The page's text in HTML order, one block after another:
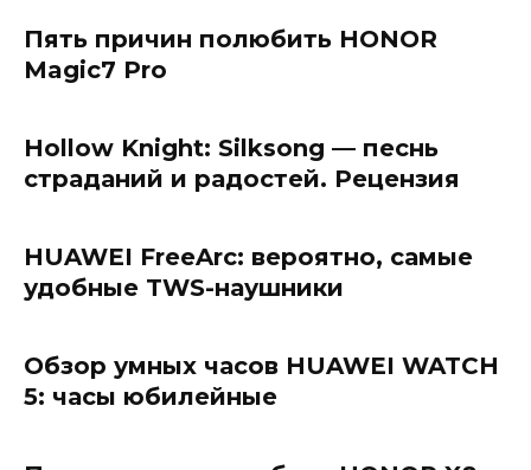
Пять причин полюбить HONOR
Magic7 Pro
Hollow Knight: Silksong — песнь
страданий и радостей. Рецензия
HUAWEI FreeArc: вероятно, самые
удобные TWS-наушники
Обзор умных часов HUAWEI WATCH
5: часы юбилейные